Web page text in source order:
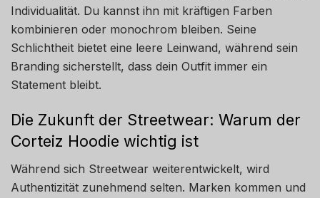
Individualität. Du kannst ihn mit kräftigen Farben
kombinieren oder monochrom bleiben. Seine
Schlichtheit bietet eine leere Leinwand, während sein
Branding sicherstellt, dass dein Outfit immer ein
Statement bleibt.
Die Zukunft der Streetwear: Warum der
Corteiz Hoodie wichtig ist
Während sich Streetwear weiterentwickelt, wird
Authentizität zunehmend selten. Marken kommen und